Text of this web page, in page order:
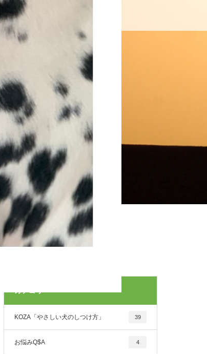
お問い合わせ
カテゴリー
KOZA「やさしい犬のしつけ方」 39
お悩みQ$A 4